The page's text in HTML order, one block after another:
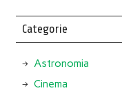
Categorie
Astronomia
Cinema